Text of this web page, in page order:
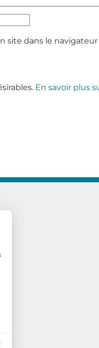
site dans le
En savoir plus